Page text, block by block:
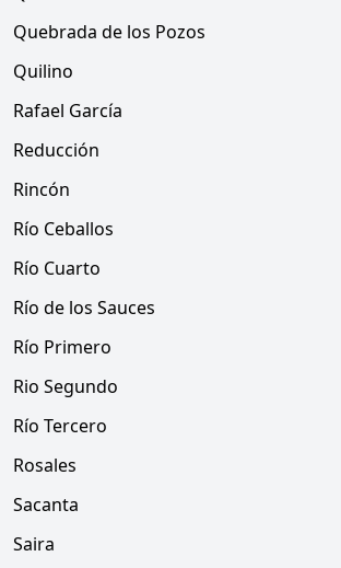
Quebrada de los Pozos
Quilino
Rafael García
Reducción
Rincón
Río Ceballos
Río Cuarto
Río de los Sauces
Río Primero
Rio Segundo
Río Tercero
Rosales
Sacanta
Saira